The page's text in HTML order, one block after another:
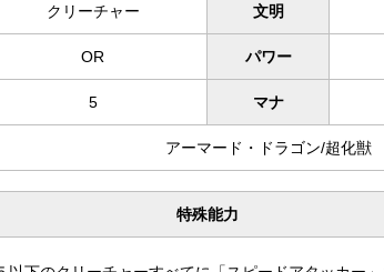
クリーチャー 文明
OR パワー
5 マナ
アーマード・ドラゴン/超化獣
特殊能力